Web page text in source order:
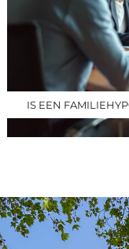
IS EEN